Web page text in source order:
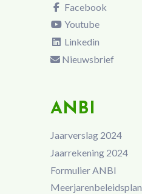
Facebook
Youtube
Linkedin
Nieuwsbrief
ANBI
Jaarverslag 2024
Jaarrekening 2024
Formulier ANBI
Meerjarenbeleidsplan